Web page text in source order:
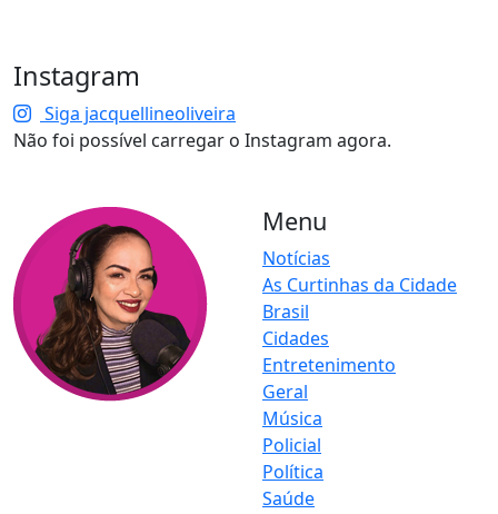
Instagram
Siga jacquellineoliveira
Não foi possível carregar o Instagram agora.
Menu
Notícias
As Curtinhas da Cidade
Brasil
Cidades
Entretenimento
Geral
Música
Policial
Política
Saúde